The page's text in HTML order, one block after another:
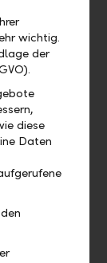
wichtig.
der
diese
Daten